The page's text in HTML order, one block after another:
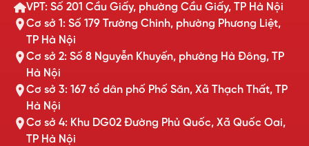
VPT: Số 201 Cầu Giấy, phường Cầu Giấy, TP Hà Nội
Cơ sở 1: Số 179 Trường Chinh, phường Phương Liệt,
TP Hà Nội
Cơ sở 2: Số 8 Nguyễn Khuyến, phường Hà Đông, TP
Hà Nội
Cơ sở 3: 167 tổ dân phố Phố Săn, Xã Thạch Thất, TP
Hà Nội
Cơ sở 4: Khu DG02 Đường Phủ Quốc, Xã Quốc Oai,
TP Hà Nội